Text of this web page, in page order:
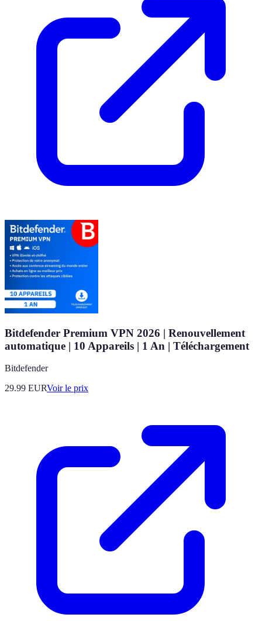
Bitdefender Premium VPN 2026 | Renouvellement
automatique | 10 Appareils | 1 An | Téléchargement
Bitdefender
29.99 EURVoir le prix